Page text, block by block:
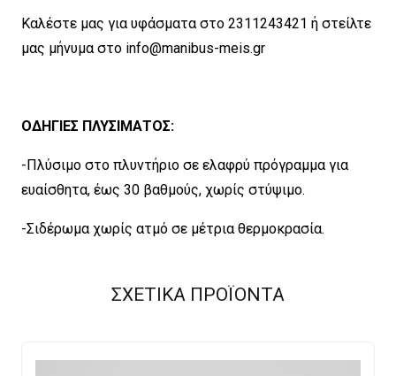
Καλέστε μας για υφάσματα στο 2311243421 ή στείλτε
μας μήνυμα στο info@manibus-meis.gr
ΟΔΗΓΙΕΣ ΠΛΥΣΙΜΑΤΟΣ:
-Πλύσιμο στο πλυντήριο σε ελαφρύ πρόγραμμα για
ευαίσθητα, έως 30 βαθμούς, χωρίς στύψιμο.
-Σιδέρωμα χωρίς ατμό σε μέτρια θερμοκρασία.
ΣΧΕΤΙΚΑ ΠΡΟΪΟΝΤΑ